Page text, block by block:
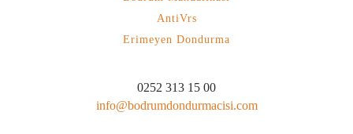
AntiVrs
Erimeyen Dondurma
0252 313 15 00
info@bodrumdondurmacisi.com